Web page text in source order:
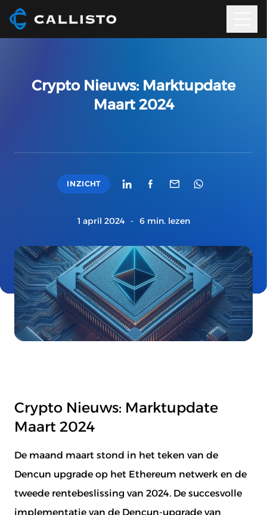
Crypto Nieuws: Marktupdate
Maart 2024
INZICHT
1 april 2024 - 6 min. lezen
Crypto Nieuws: Marktupdate
Maart 2024
De maand maart stond in het teken van de
Dencun upgrade op het Ethereum netwerk en de
tweede rentebeslissing van 2024. De succesvolle
implementatie van de Dencun-upgrade van